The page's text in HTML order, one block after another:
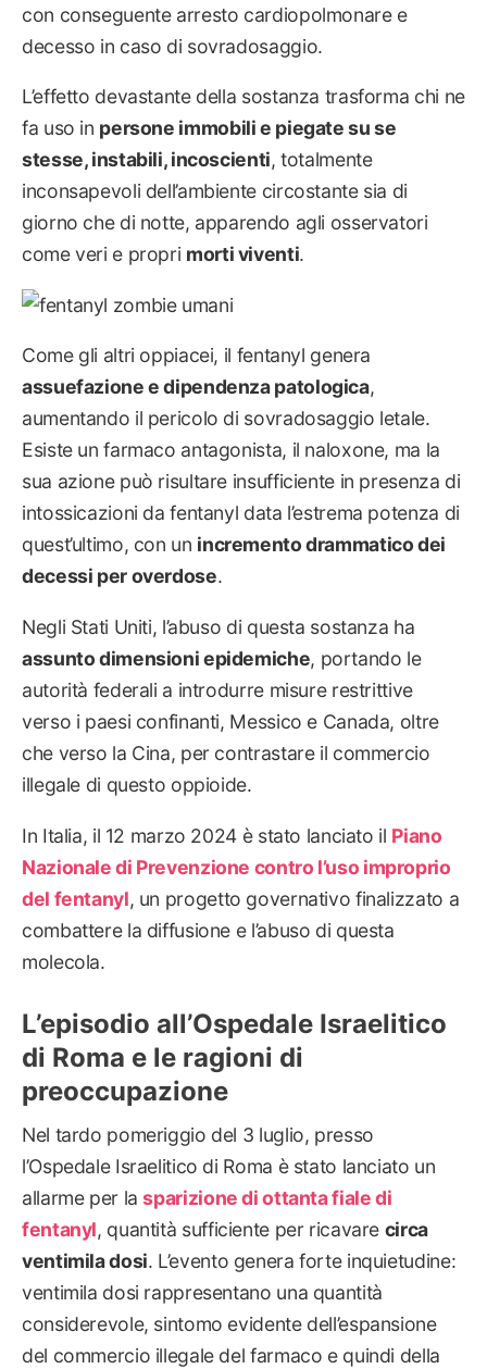
con conseguente arresto cardiopolmonare e
decesso in caso di sovradosaggio.
L’effetto devastante della sostanza trasforma chi ne
fa uso in persone immobili e piegate su se
stesse, instabili, incoscienti, totalmente
inconsapevoli dell’ambiente circostante sia di
giorno che di notte, apparendo agli osservatori
come veri e propri morti viventi.
Come gli altri oppiacei, il fentanyl genera
assuefazione e dipendenza patologica,
aumentando il pericolo di sovradosaggio letale.
Esiste un farmaco antagonista, il naloxone, ma la
sua azione può risultare insufficiente in presenza di
intossicazioni da fentanyl data l’estrema potenza di
quest’ultimo, con un incremento drammatico dei
decessi per overdose.
Negli Stati Uniti, l’abuso di questa sostanza ha
assunto dimensioni epidemiche, portando le
autorità federali a introdurre misure restrittive
verso i paesi confinanti, Messico e Canada, oltre
che verso la Cina, per contrastare il commercio
illegale di questo oppioide.
In Italia, il 12 marzo 2024 è stato lanciato il Piano
Nazionale di Prevenzione contro l’uso improprio
del fentanyl, un progetto governativo finalizzato a
combattere la diffusione e l’abuso di questa
molecola.
L’episodio all’Ospedale Israelitico
di Roma e le ragioni di
preoccupazione
Nel tardo pomeriggio del 3 luglio, presso
l’Ospedale Israelitico di Roma è stato lanciato un
allarme per lasparizione di ottanta fiale di
fentanyl, quantità sufficiente per ricavare circa
ventimila dosi. L’evento genera forte inquietudine:
ventimila dosi rappresentano una quantità
considerevole, sintomo evidente dell’espansione
del commercio illegale del farmaco e quindi della